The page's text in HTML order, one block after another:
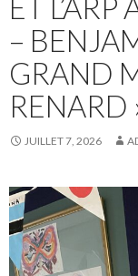
ET
–
GRAND
RENARD
JUILLET 7, 2026